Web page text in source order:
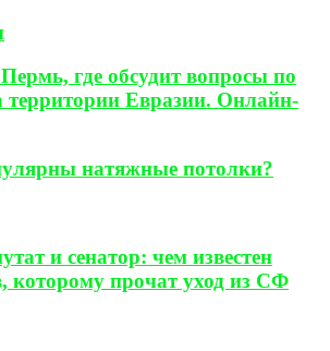
где обсудит вопросы по
территории Евразии. Онлайн-
натяжные потолки?
и сенатор: чем известен
которому прочат уход из СФ